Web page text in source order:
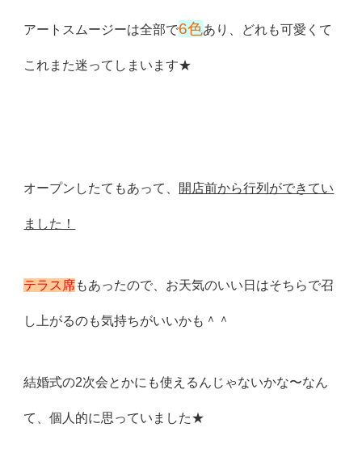
アートスムージーは全部で6色あり、どれも可愛くて
これまた迷ってしまいます★
オープンしたてもあって、 開店前から行列ができてい
ました！
テラス席もあったので、お天気のいい日はそちらで召
し上がるのも気持ちがいいかも＾＾
結婚式の2次会とかにも使えるんじゃないかな〜なん
て、個人的に思っていました★